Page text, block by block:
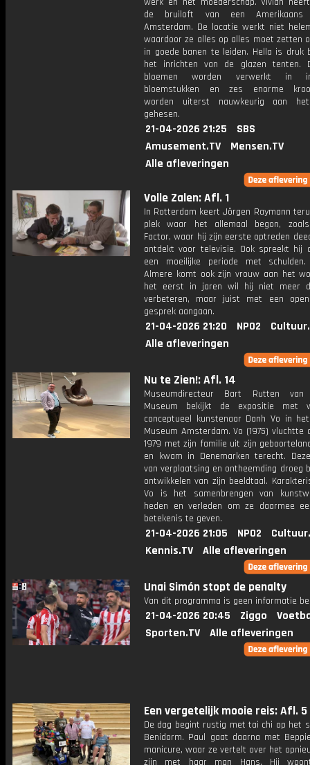
de bruiloft van een
Amsterdam. De locatie werkt niet
waardoor ze alles op alles moet zetten
in goede banen te leiden. Hella is druk
het inrichten van de glazen tenten.
bloemen worden verwerkt in
bloemstukken en zes enorme
worden uiterst nauwkeurig aan
gehesen.
21-04-2026 21:25
SBS
Amusement.TV
Mensen.TV
Alle afleveringen
Volle Zalen: Afl. 1
In Rotterdam keert Jörgen Raymann
plek waar het allemaal begon, zoals
Factor, waar hij zijn eerste optreden
ontdekt voor televisie. Ook spreekt hij
een moeilijke periode met
Almere komt ook zijn vrouw aan het
het eerst in jaren wil hij niet meer
verbeteren, maar juist met een
gesprek aangaan.
21-04-2026 21:20 NPO2
Alle afleveringen
Nu te Zien!: Afl. 14
Museumdirecteur Bart Rutten van
Museum bekijkt de expositie met
conceptueel kunstenaar Danh Vo in
Museum Amsterdam. Vo (1975) vluchtte
1979 met zijn familie uit zijn
en kwam in Denemarken terecht.
van verplaatsing en ontheemding droeg
ontwikkelen van zijn beeldtaal.
Vo is het samenbrengen van
heden en verleden om ze daarmee
betekenis te geven.
21-04-2026 21:05 NPO2
Kennis.TV
Alle afleveringen
Unai Simón stopt de penalty
Van dit programma is geen informatie
21-04-2026 20:45 Ziggo
Sporten.TV
Alle afleveringen
Een vergetelijk mooie reis: Afl. 5
De dag begint rustig met tai chi op het
Benidorm. Paul gaat daarna met
manicure, waar ze vertelt over het
zijn met haar man Hans. Hij